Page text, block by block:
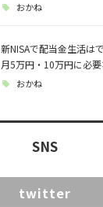
おかね
新NISAで配当金生活は
月5万円・10万円に必
おかね
SNS
twitter